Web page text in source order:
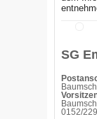
SG
0152/